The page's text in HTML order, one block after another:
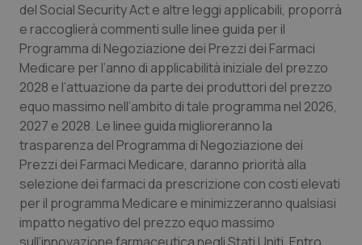
del Social Security Act e altre leggi applicabili, proporrà
e raccoglierà commenti sulle linee guida per il
Programma di Negoziazione dei Prezzi dei Farmaci
Medicare per l’anno di applicabilità iniziale del prezzo
2028 e l’attuazione da parte dei produttori del prezzo
equo massimo nell’ambito di tale programma nel 2026,
2027 e 2028. Le linee guida miglioreranno la
trasparenza del Programma di Negoziazione dei
Prezzi dei Farmaci Medicare, daranno priorità alla
selezione dei farmaci da prescrizione con costi elevati
per il programma Medicare e minimizzeranno qualsiasi
impatto negativo del prezzo equo massimo